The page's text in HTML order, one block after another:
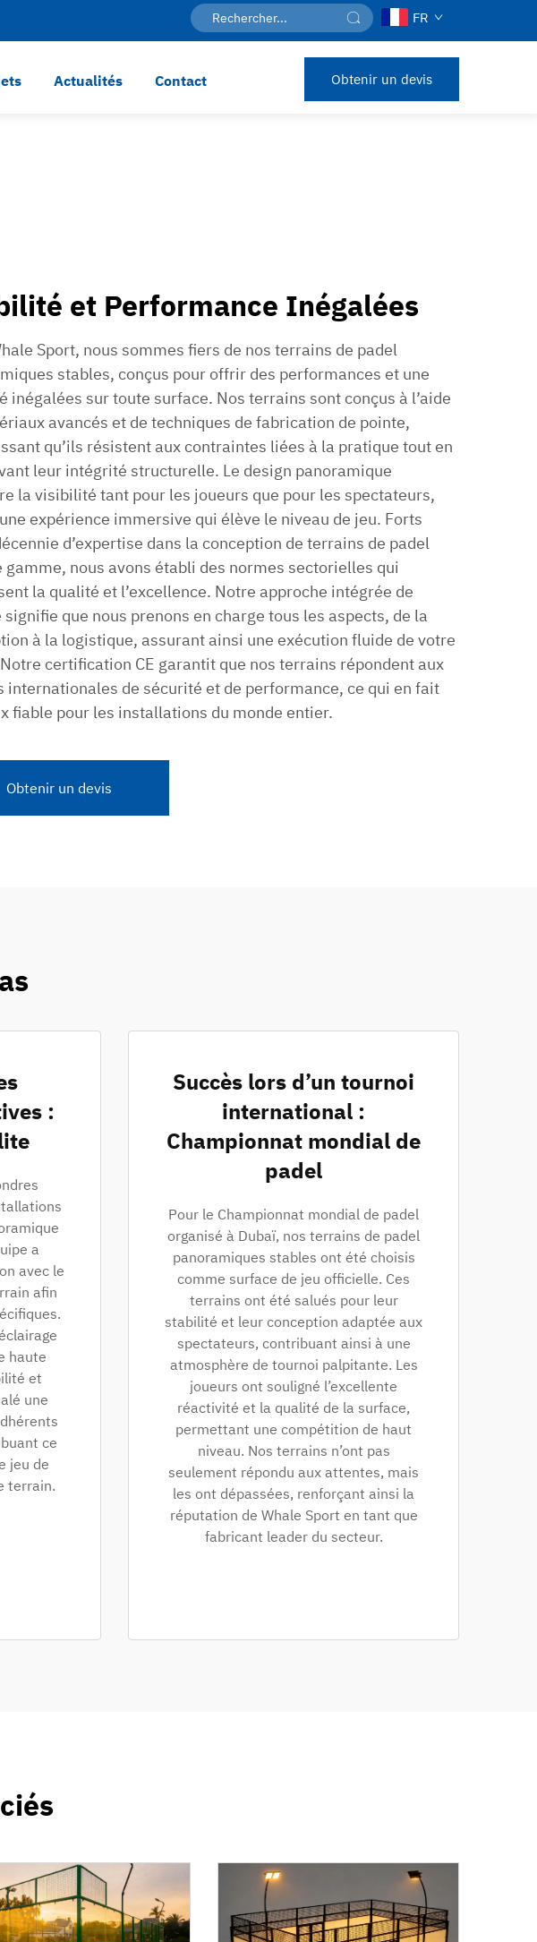
FR
Actualités Contact Obtenir un devis
et Performance Inégalées
Sport, nous sommes fiers de nos terrains de padel
stables, conçus pour offrir des performances et une
inégalées sur toute surface. Nos terrains sont conçus à l’aide
avancés et de techniques de fabrication de pointe,
qu’ils résistent aux contraintes liées à la pratique tout en
leur intégrité structurelle. Le design panoramique
la visibilité tant pour les joueurs que pour les spectateurs,
expérience immersive qui élève le niveau de jeu. Forts
d’expertise dans la conception de terrains de padel
gamme, nous avons établi des normes sectorielles qui
la qualité et l’excellence. Notre approche intégrée de
signifie que nous prenons en charge tous les aspects, de la
à la logistique, assurant ainsi une exécution fluide de votre
certification CE garantit que nos terrains répondent aux
internationales de sécurité et de performance, ce qui en fait
fiable pour les installations du monde entier.
Obtenir un devis
:
a
avec le
afin
haute
et
une
ce
jeu de
terrain.
Succès lors d’un tournoi
international :
Championnat mondial de
padel
Pour le Championnat mondial de padel
organisé à Dubaï, nos terrains de padel
panoramiques stables ont été choisis
comme surface de jeu officielle. Ces
terrains ont été salués pour leur
stabilité et leur conception adaptée aux
spectateurs, contribuant ainsi à une
atmosphère de tournoi palpitante. Les
joueurs ont souligné l’excellente
réactivité et la qualité de la surface,
permettant une compétition de haut
niveau. Nos terrains n’ont pas
seulement répondu aux attentes, mais
les ont dépassées, renforçant ainsi la
réputation de Whale Sport en tant que
fabricant leader du secteur.